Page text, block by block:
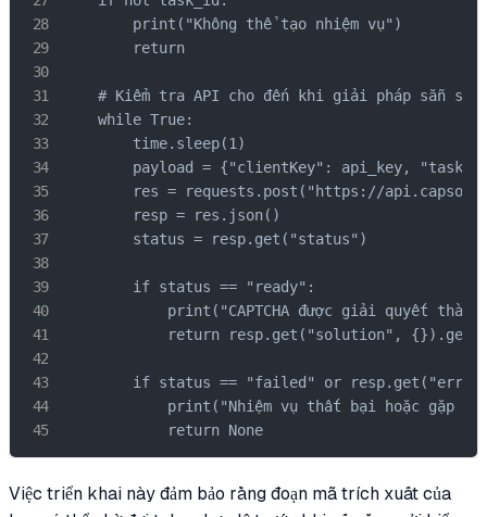
        print("Không thể tạo nhiệm vụ")
        return
# Kiểm tra API cho đến khi giải pháp sẵn
    while True:
        time.sleep(1)
payload = {"clientKey": api_key,
res = requests.post("https://
        resp = res.json()
        status = resp.get("status")
        if status == "ready":
print("CAPTCHA được giải quyết thành
return resp.get("solution",
if status == "failed" or
print("Nhiệm vụ thất bại hoặc gặp
            return None
Việc triển khai này đảm bảo rằng đoạn mã trích xuất của